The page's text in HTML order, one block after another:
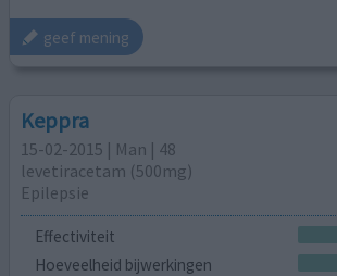
geef mening
Keppra
15-02-2015 | Man | 48
levetiracetam (500mg)
Epilepsie
Effectiviteit
Hoeveelheid bijwerkingen